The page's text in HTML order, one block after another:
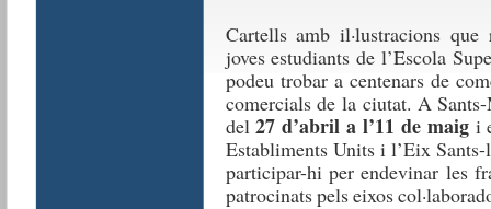
Cartells amb il·lustracions que
joves estudiants de l’Escola
podeu trobar a centenars de
comercials de la ciutat. A
del27 d’abril a l’11 de maig i
Establiments Units i l’Eix
participar-hi per endevinar les
patrocinats pels eixos